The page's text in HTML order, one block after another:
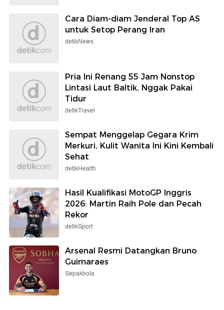
Cara Diam-diam Jenderal Top AS
untuk Setop Perang Iran
detikNews
Pria Ini Renang 55 Jam Nonstop
Lintasi Laut Baltik, Nggak Pakai
Tidur
detikTravel
Sempat Menggelap Gegara Krim
Merkuri, Kulit Wanita Ini Kini Kembali
Sehat
detikHealth
Hasil Kualifikasi MotoGP Inggris
2026: Martin Raih Pole dan Pecah
Rekor
detikSport
Arsenal Resmi Datangkan Bruno
Guimaraes
Sepakbola